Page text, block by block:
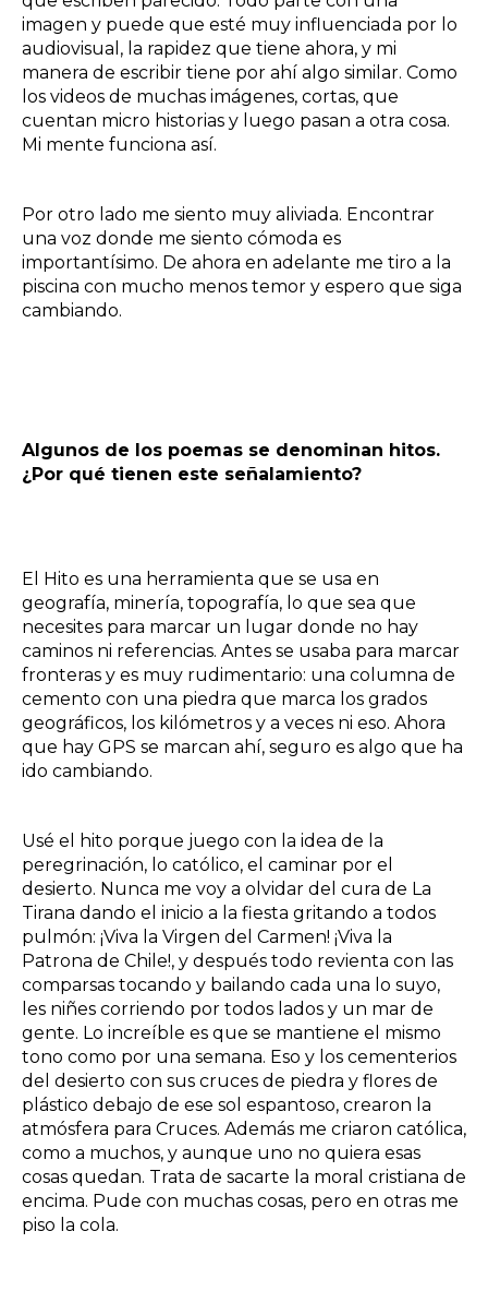
imagen y puede que esté muy influenciada por lo
audiovisual, la rapidez que tiene ahora, y mi
manera de escribir tiene por ahí algo similar. Como
los videos de muchas imágenes, cortas, que
cuentan micro historias y luego pasan a otra cosa.
Mi mente funciona así.
Por otro lado me siento muy aliviada. Encontrar
una voz donde me siento cómoda es
importantísimo. De ahora en adelante me tiro a la
piscina con mucho menos temor y espero que siga
cambiando.
Algunos de los poemas se denominan hitos.
¿Por qué tienen este señalamiento?
El Hito es una herramienta que se usa en
geografía, minería, topografía, lo que sea que
necesites para marcar un lugar donde no hay
caminos ni referencias. Antes se usaba para marcar
fronteras y es muy rudimentario: una columna de
cemento con una piedra que marca los grados
geográficos, los kilómetros y a veces ni eso. Ahora
que hay GPS se marcan ahí, seguro es algo que ha
ido cambiando.
Usé el hito porque juego con la idea de la
peregrinación, lo católico, el caminar por el
desierto. Nunca me voy a olvidar del cura de La
Tirana dando el inicio a la fiesta gritando a todos
pulmón: ¡Viva la Virgen del Carmen! ¡Viva la
Patrona de Chile!, y después todo revienta con las
comparsas tocando y bailando cada una lo suyo,
les niñes corriendo por todos lados y un mar de
gente. Lo increíble es que se mantiene el mismo
tono como por una semana. Eso y los cementerios
del desierto con sus cruces de piedra y flores de
plástico debajo de ese sol espantoso, crearon la
atmósfera para Cruces. Además me criaron católica,
como a muchos, y aunque uno no quiera esas
cosas quedan. Trata de sacarte la moral cristiana de
encima. Pude con muchas cosas, pero en otras me
piso la cola.